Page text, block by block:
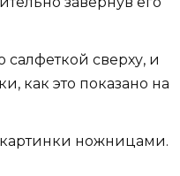
салфеткой сверху, и
как это показано на
картинки ножницами.